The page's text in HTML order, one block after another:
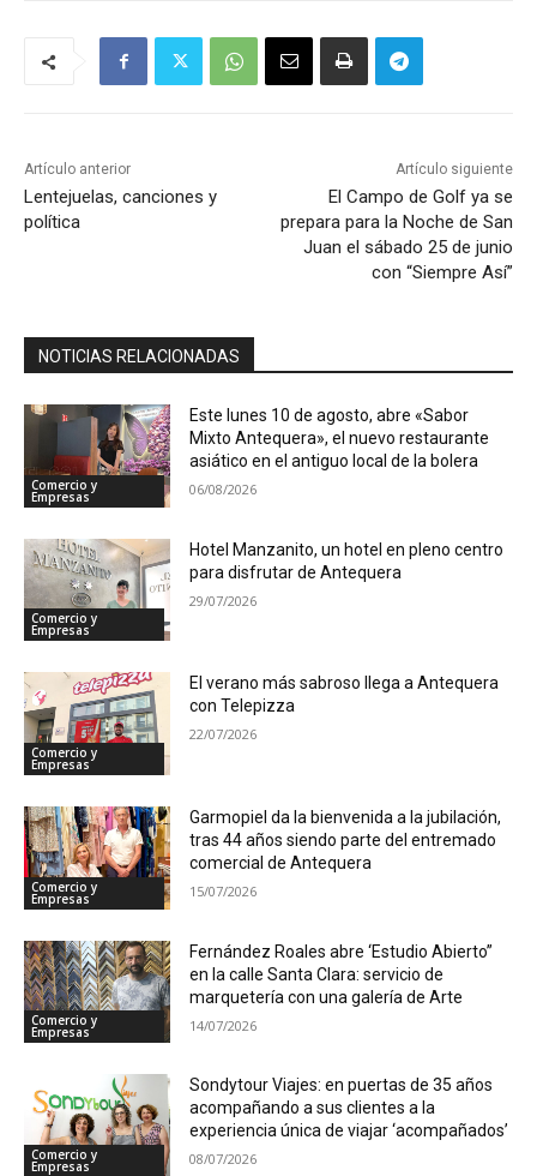
Artículo anterior
Lentejuelas, canciones y
política
Artículo siguiente
El Campo de Golf ya se
prepara para la Noche de San
Juan el sábado 25 de junio
con “Siempre Así”
NOTICIAS RELACIONADAS
Comercio y
Empresas
Este lunes 10 de agosto, abre «Sabor
Mixto Antequera», el nuevo restaurante
asiático en el antiguo local de la bolera
06/08/2026
Comercio y
Empresas
Hotel Manzanito, un hotel en pleno centro
para disfrutar de Antequera
29/07/2026
Comercio y
Empresas
El verano más sabroso llega a Antequera
con Telepizza
22/07/2026
Comercio y
Empresas
Garmopiel da la bienvenida a la jubilación,
tras 44 años siendo parte del entremado
comercial de Antequera
15/07/2026
Comercio y
Empresas
Fernández Roales abre ‘Estudio Abierto”
en la calle Santa Clara: servicio de
marquetería con una galería de Arte
14/07/2026
Comercio y
Empresas
Sondytour Viajes: en puertas de 35 años
acompañando a sus clientes a la
experiencia única de viajar ‘acompañados’
08/07/2026